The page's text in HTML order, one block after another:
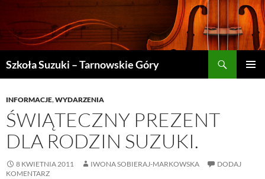
Szkoła Suzuki – Tarnowskie Góry
TREŚCI
INFORMACJE,WYDARZENIA
ŚWIĄTECZNY PREZENT
DLA RODZIN SUZUKI.
8 KWIETNIA 2011 IWONA SOBIERAJ-MARKOWSKA
DODAJ
KOMENTARZ